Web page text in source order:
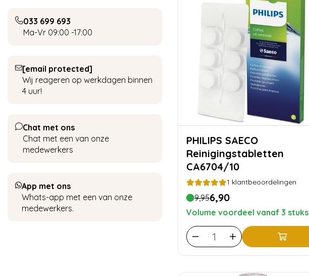
033 699 693
Ma-Vr 09:00 -17:00
[email protected]
Wij reageren op werkdagen binnen
4 uur!
Chat met ons
Chat met een van onze
medewerkers
App met ons
Whats-app met een van onze
medewerkers.
PHILIPS SAECO
Reinigingstabletten
CA6704/10
1 klantbeoordelingen
9,956,90
Volume voordeel vanaf 3 stuks